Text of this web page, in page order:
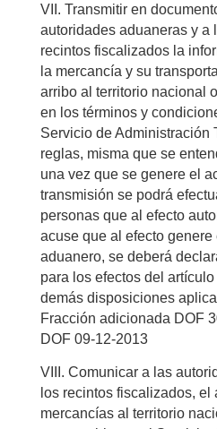
VII. Transmitir en
autoridades aduaneras y a
recintos fiscalizados la
la mercancía y su
arribo al territorio nacional
en los términos y
Servicio de Administración
reglas, misma que se
una vez que se genere el
transmisión se podrá
personas que al efecto
acuse que al efecto
aduanero, se deberá
para los efectos del
demás disposiciones
Fracción adicionada DOF
DOF 09-12-2013
VIII. Comunicar a las
los recintos fiscalizados, el
mercancías al territorio